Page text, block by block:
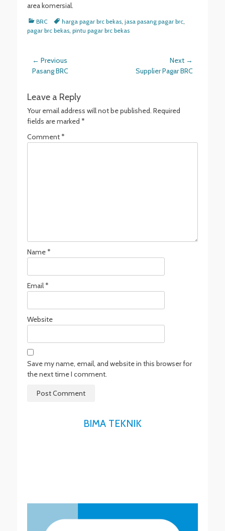
area komersial.
Categories
BRC Tagsharga pagar brc bekas, jasa pasang pagar brc,
pagar brc bekas, pintu pagar brc bekas
Post
navigation
← Previous
Previous
Pasang BRC
Next →
Supplier Pagar BRC
Leave a Reply
Your email address will not be published. Required
fields are marked *
Comment*
Name*
Email*
Website
Save my name, email, and website in this browser for
the next time I comment.
BIMA TEKNIK